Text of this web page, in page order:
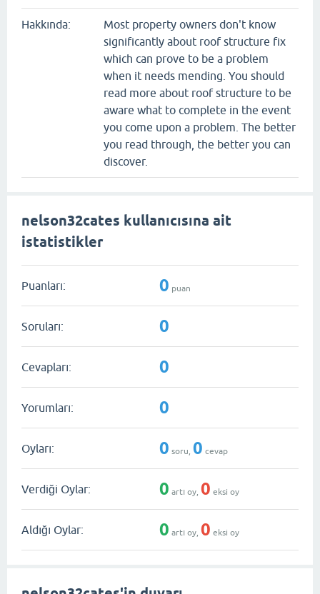
Hakkında:
Most property owners don't know
significantly about roof structure fix
which can prove to be a problem
when it needs mending. You should
read more about roof structure to be
aware what to complete in the event
you come upon a problem. The better
you read through, the better you can
discover.
nelson32cates kullanıcısına ait
istatistikler
Puanları: 0 puan
Soruları: 0
Cevapları: 0
Yorumları: 0
Oyları: 0 soru, 0 cevap
Verdiği Oylar: 0 artı oy, 0 eksi oy
Aldığı Oylar: 0 artı oy, 0 eksi oy